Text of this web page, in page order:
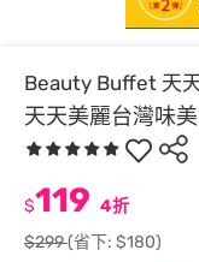
Beauty Buffet 天
天天美麗台灣味
$119 4折
$299(省下: $180)